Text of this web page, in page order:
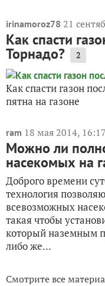
irinamoroz78 21
Как спасти
Торнадо? 2
Как спасти газон
пятна на газоне
ram 18 мая 2014, 16:17
Можно ли
насекомых на
Доброго времени
технология
всевозможных
такая чтобы
который наземным
либо же...
Смотрите все